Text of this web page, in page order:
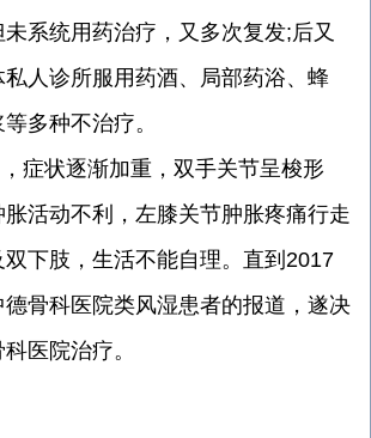
系统用药治疗，又多次复发;后又
人诊所服用药酒、局部药浴、蜂
多种不治疗。
状逐渐加重，双手关节呈梭形
活动不利，左膝关节肿胀疼痛行走
下肢，生活不能自理。直到2017
骨科医院类风湿患者的报道，遂决
医院治疗。